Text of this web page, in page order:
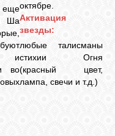
еще
Ша
и
во
октябре.
Активация
звезды:
любые талисманы
стихии Огня
(красный цвет,
лампа, свечи и т.д.)